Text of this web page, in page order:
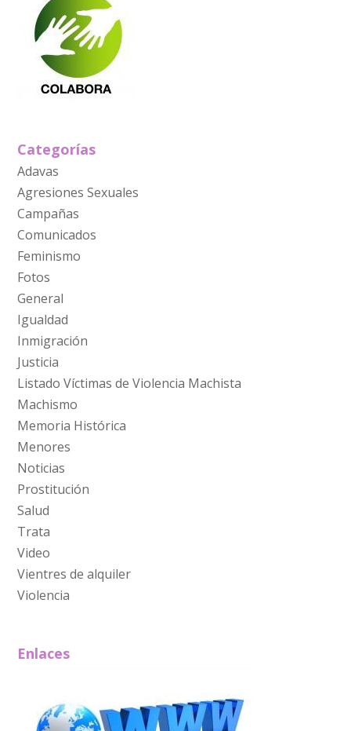
Categorías
Adavas
Agresiones Sexuales
Campañas
Comunicados
Feminismo
Fotos
General
Igualdad
Inmigración
Justicia
Listado Víctimas de Violencia Machista
Machismo
Memoria Histórica
Menores
Noticias
Prostitución
Salud
Trata
Video
Vientres de alquiler
Violencia
Enlaces